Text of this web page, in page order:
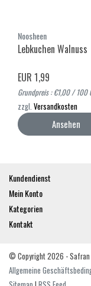
Noosheen
Lebkuchen Walnuss
EUR 1,99
Grundpreis : €1,00 / 100
zzgl. Versandkosten
Ansehen
Kundendienst
Mein Konto
Kategorien
Kontakt
© Copyright 2026 - Safran
Allgemeine